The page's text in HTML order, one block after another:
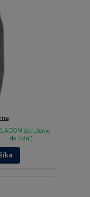
(doručenie
do 3 dní)